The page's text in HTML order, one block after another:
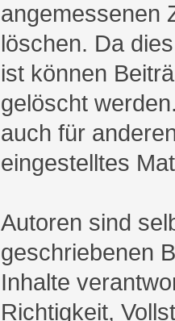
angemessenen
löschen. Da
ist können
gelöscht
auch für
eingestelltes
Autoren sind
geschriebenen
Inhalte
Richtigkeit,